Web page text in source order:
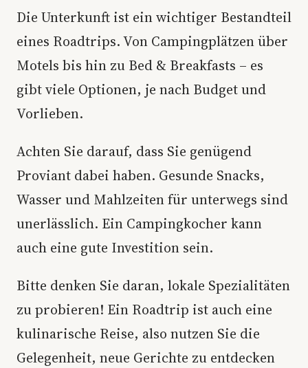
Die Unterkunft ist ein wichtiger Bestandteil
eines Roadtrips. Von Campingplätzen über
Motels bis hin zu Bed & Breakfasts – es
gibt viele Optionen, je nach Budget und
Vorlieben.
Achten Sie darauf, dass Sie genügend
Proviant dabei haben. Gesunde Snacks,
Wasser und Mahlzeiten für unterwegs sind
unerlässlich. Ein Campingkocher kann
auch eine gute Investition sein.
Bitte denken Sie daran, lokale Spezialitäten
zu probieren! Ein Roadtrip ist auch eine
kulinarische Reise, also nutzen Sie die
Gelegenheit, neue Gerichte zu entdecken